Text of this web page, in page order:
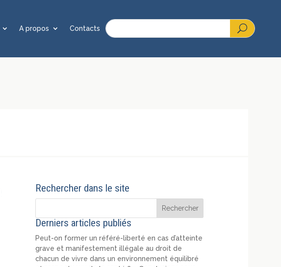
A propos Contacts
Rechercher dans le site
Derniers articles publiés
Peut-on former un référé-liberté en cas d’atteinte
grave et manifestement illégale au droit de
chacun de vivre dans un environnement équilibré